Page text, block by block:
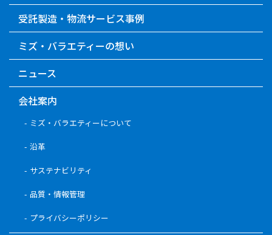
受託製造・物流サービス事例
ミズ・バラエティーの想い
ニュース
会社案内
ミズ・バラエティーについて
沿革
サステナビリティ
品質・情報管理
プライバシーポリシー